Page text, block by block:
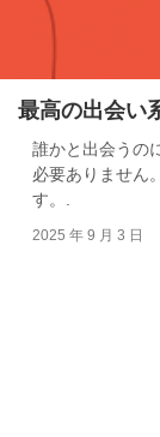
最高の出会い
誰かと出会うの
必要ありません
す。.
2025 年 9 月 3 日